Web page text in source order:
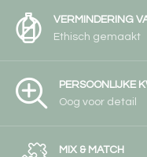
VERMINDERING
Ethisch gemaakt
PERSOONLIJKE
Oog voor detail
MIX & MATCH